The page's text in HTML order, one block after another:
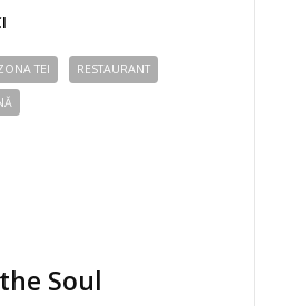
TEI RESTAURANT
Soul